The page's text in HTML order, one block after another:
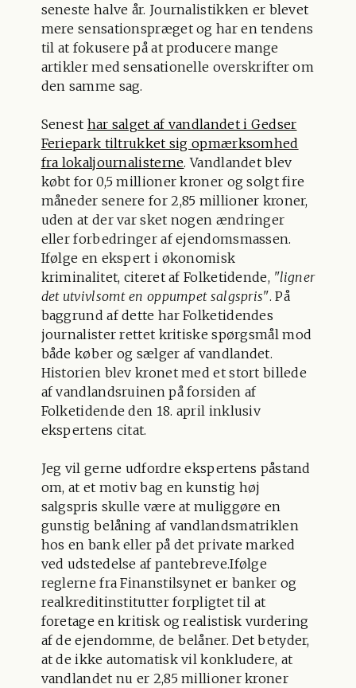
seneste halve år. Journalistikken er blevet
mere sensationspræget og har en tendens
til at fokusere på at producere mange
artikler med sensationelle overskrifter om
den samme sag.
Senest har salget af vandlandet i Gedser
Feriepark tiltrukket sig opmærksomhed
fra lokaljournalisterne. Vandlandet blev
købt for 0,5 millioner kroner og solgt fire
måneder senere for 2,85 millioner kroner,
uden at der var sket nogen ændringer
eller forbedringer af ejendomsmassen.
Ifølge en ekspert i økonomisk
kriminalitet, citeret af Folketidende, "ligner
det utvivlsomt en oppumpet salgspris". På
baggrund af dette har Folketidendes
journalister rettet kritiske spørgsmål mod
både køber og sælger af vandlandet.
Historien blev kronet med et stort billede
af vandlandsruinen på forsiden af
Folketidende den 18. april inklusiv
ekspertens citat.
Jeg vil gerne udfordre ekspertens påstand
om, at et motiv bag en kunstig høj
salgspris skulle være at muliggøre en
gunstig belåning af vandlandsmatriklen
hos en bank eller på det private marked
ved udstedelse af pantebreve.Ifølge
reglerne fra Finanstilsynet er banker og
realkreditinstitutter forpligtet til at
foretage en kritisk og realistisk vurdering
af de ejendomme, de belåner. Det betyder,
at de ikke automatisk vil konkludere, at
vandlandet nu er 2,85 millioner kroner